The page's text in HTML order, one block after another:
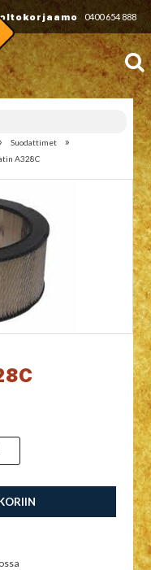
0400 654 888
Suodattimet »
A328C